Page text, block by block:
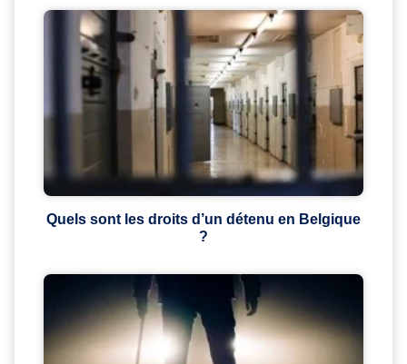
Quels sont les droits d’un détenu en Belgique
?